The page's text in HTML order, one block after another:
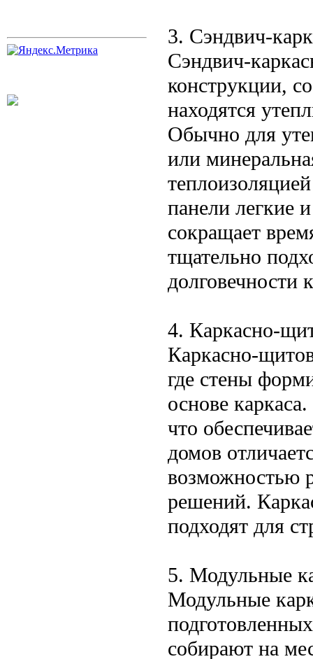
3. Сэндвич-
Сэндвич-
конструкции,
находятся
Обычно для
или
панели легкие
сокращает
тщательно
долговечности
4. Каркасно-
Каркасно-
где стены
основе
что
домов
возможностью
решений.
подходят для
5. Модульные
Модульные
собирают на